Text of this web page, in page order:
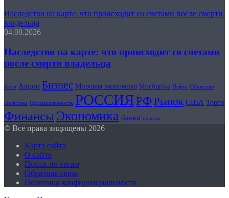
Наследство на карте: что происходит со счетами после смерти
владельца
04.08.2026
Наследство на карте: что происходит со счетами
после смерти владельца
Авто Акции Бизнес Мировая экономика Мосбиржа Нефть Общество
Политика Промышленность РОССИЯРФРынок США Торги
Финансы Экономика банки пенсии
© Все права защищены 2026
Карта сайта
О сайте
Поиск по тегам
Обратная связь
Политика конфиденциальности